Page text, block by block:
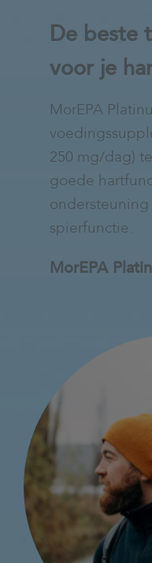
De beste
voor je
MorEPA
250 mg/dag)
goede
spierfunctie.
MorEPA